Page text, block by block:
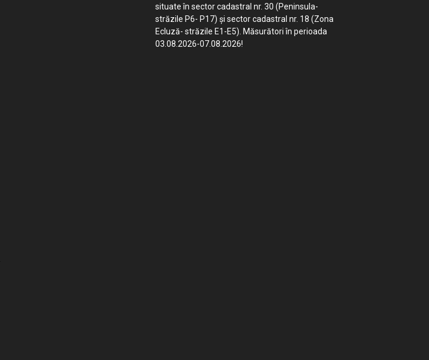
situate în sector cadastral nr. 30 (Peninsula-
străzile P6- P17) și sector cadastral nr. 18 (Zona
Ecluză- străzile E1-E5). Măsurători în perioada
03.08.2026-07.08.2026!